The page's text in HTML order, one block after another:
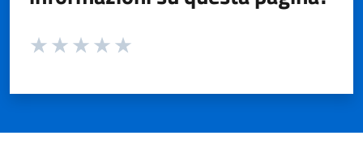
Valuta da 1 a 5 stelle la pagina